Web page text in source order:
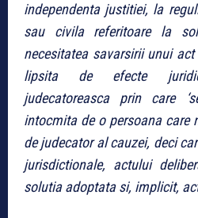
independenta justitiei, la
sau civila referitoare la
necesitatea savarsirii unui
lipsita de efecte
judecatoreasca prin care
intocmita de o persoana care
de judecator al cauzei, deci
jurisdictionale, actului
solutia adoptata si, implicit,